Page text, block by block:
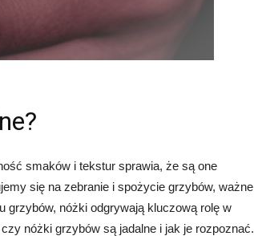
smaków i tekstur sprawia, że są one
się na zebranie i spożycie grzybów, ważne
grzybów, nóżki odgrywają kluczową rolę w
nóżki grzybów są jadalne i jak je rozpoznać.